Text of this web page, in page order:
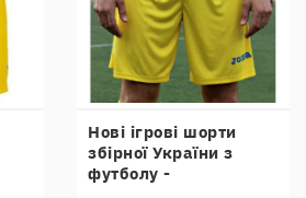
Нові ігрові шорти
збірної України з
футболу -